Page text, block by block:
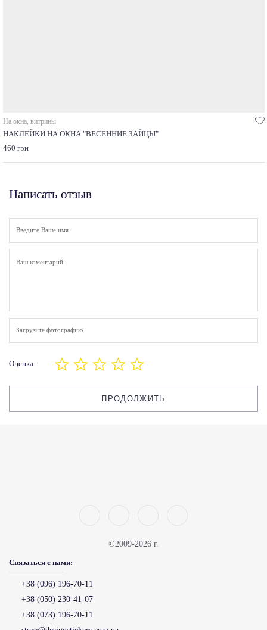
На окна, витрины
НАКЛЕЙКИ НА ОКНА "ВЕСЕННИЕ ЗАЙЦЫ"
460 грн
Написать отзыв
Загрузите фотографию
Оценка:
ПРОДОЛЖИТЬ
©2009-2026 г.
Связаться с нами:
+38 (096) 196-70-11
+38 (050) 230-41-07
+38 (073) 196-70-11